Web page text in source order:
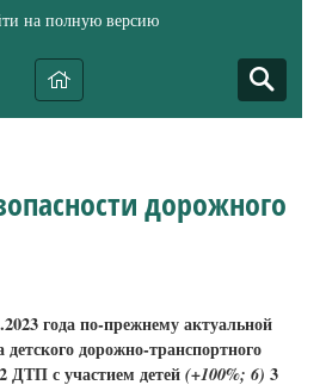
на полную версию
дорожного
года по-прежнему актуальной
детского дорожно-транспортного
ДТП с участием детей(+100%; 6) 3